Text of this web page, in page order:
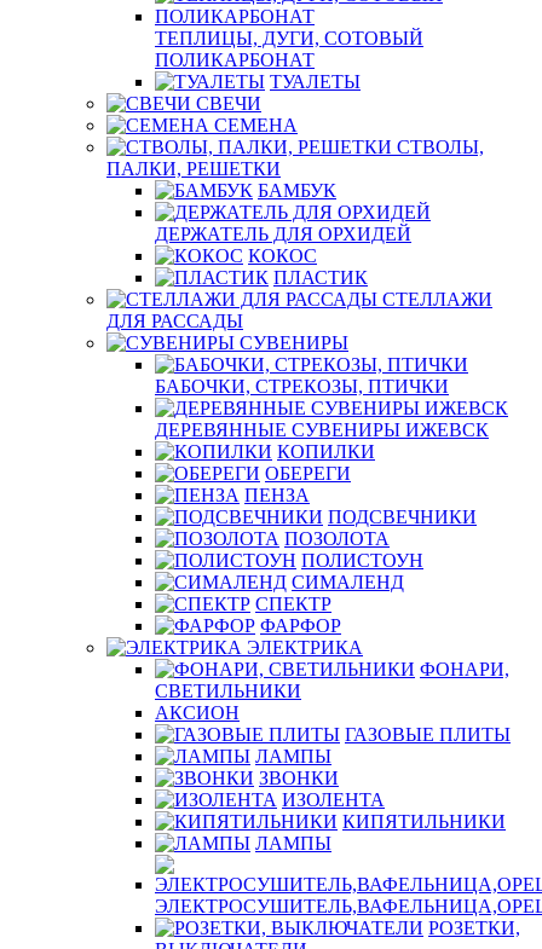
ТЕПЛИЦЫ, ДУГИ, СОТОВЫЙ
ПОЛИКАРБОНАТ
ТУАЛЕТЫ
СВЕЧИ
СЕМЕНА
СТВОЛЫ,
ПАЛКИ, РЕШЕТКИ
БАМБУК
ДЕРЖАТЕЛЬ ДЛЯ ОРХИДЕЙ
КОКОС
ПЛАСТИК
СТЕЛЛАЖИ
ДЛЯ РАССАДЫ
СУВЕНИРЫ
БАБОЧКИ, СТРЕКОЗЫ, ПТИЧКИ
ДЕРЕВЯННЫЕ СУВЕНИРЫ ИЖЕВСК
КОПИЛКИ
ОБЕРЕГИ
ПЕНЗА
ПОДСВЕЧНИКИ
ПОЗОЛОТА
ПОЛИСТОУН
СИМАЛЕНД
СПЕКТР
ФАРФОР
ЭЛЕКТРИКА
ФОНАРИ,
СВЕТИЛЬНИКИ
АКСИОН
ГАЗОВЫЕ ПЛИТЫ
ЛАМПЫ
ЗВОНКИ
ИЗОЛЕНТА
КИПЯТИЛЬНИКИ
ЛАМПЫ
РОЗЕТКИ,